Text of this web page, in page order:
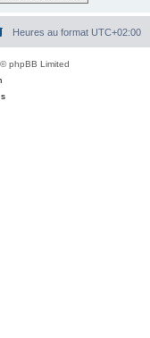
Heures au format UTC+02:00
phpBB Limited